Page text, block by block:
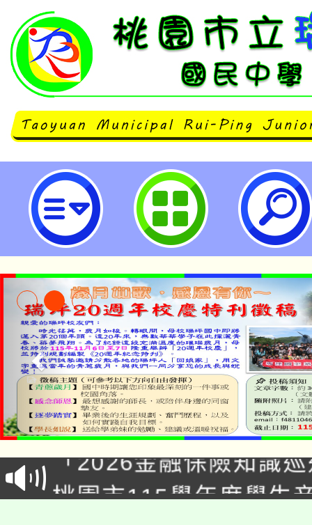
轉知有關原住民族委員會「公告
歲時祭儀放假日期」1份-桃園市立
公告本校115學年度第
代理(課)教師甄選結果(
「2026金融保險知識
車」活動
桃園市115學年度學生